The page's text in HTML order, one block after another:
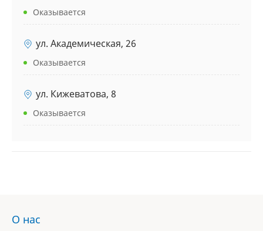
Оказывается
ул. Академическая, 26
Оказывается
ул. Кижеватова, 8
Оказывается
О нас